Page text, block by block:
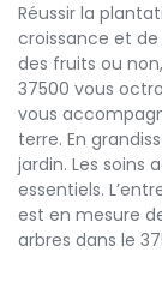
Réussir la
croissance et de
des fruits ou
37500 vous
vous
terre. En
jardin. Les soins
essentiels.
est en mesure
arbres dans le